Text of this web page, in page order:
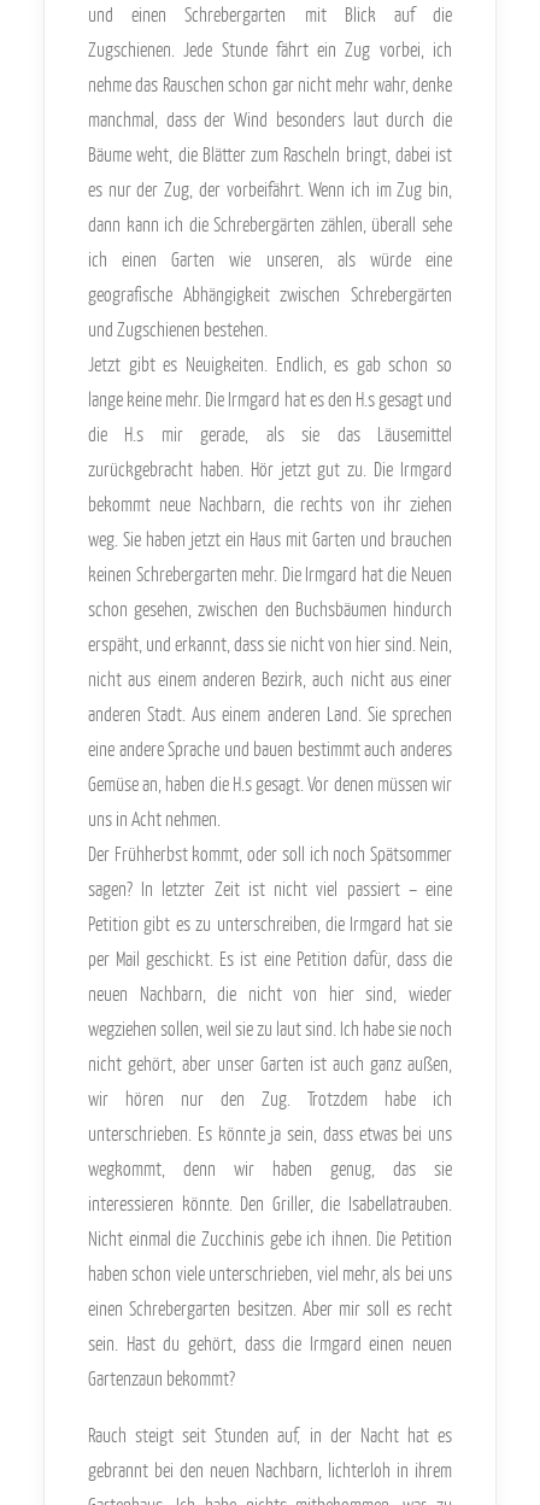
und einen Schrebergarten mit Blick auf die
Zugschienen. Jede Stunde fährt ein Zug vorbei, ich
nehme das Rauschen schon gar nicht mehr wahr, denke
manchmal, dass der Wind besonders laut durch die
Bäume weht, die Blätter zum Rascheln bringt, dabei ist
es nur der Zug, der vorbeifährt. Wenn ich im Zug bin,
dann kann ich die Schrebergärten zählen, überall sehe
ich einen Garten wie unseren, als würde eine
geografische Abhängigkeit zwischen Schrebergärten
und Zugschienen bestehen.
Jetzt gibt es Neuigkeiten. Endlich, es gab schon so
lange keine mehr. Die Irmgard hat es den H.s gesagt und
die H.s mir gerade, als sie das Läusemittel
zurückgebracht haben. Hör jetzt gut zu. Die Irmgard
bekommt neue Nachbarn, die rechts von ihr ziehen
weg. Sie haben jetzt ein Haus mit Garten und brauchen
keinen Schrebergarten mehr. Die Irmgard hat die Neuen
schon gesehen, zwischen den Buchsbäumen hindurch
erspäht, und erkannt, dass sie nicht von hier sind. Nein,
nicht aus einem anderen Bezirk, auch nicht aus einer
anderen Stadt. Aus einem anderen Land. Sie sprechen
eine andere Sprache und bauen bestimmt auch anderes
Gemüse an, haben die H.s gesagt. Vor denen müssen wir
uns in Acht nehmen.
Der Frühherbst kommt, oder soll ich noch Spätsommer
sagen? In letzter Zeit ist nicht viel passiert – eine
Petition gibt es zu unterschreiben, die Irmgard hat sie
per Mail geschickt. Es ist eine Petition dafür, dass die
neuen Nachbarn, die nicht von hier sind, wieder
wegziehen sollen, weil sie zu laut sind. Ich habe sie noch
nicht gehört, aber unser Garten ist auch ganz außen,
wir hören nur den Zug. Trotzdem habe ich
unterschrieben. Es könnte ja sein, dass etwas bei uns
wegkommt, denn wir haben genug, das sie
interessieren könnte. Den Griller, die Isabellatrauben.
Nicht einmal die Zucchinis gebe ich ihnen. Die Petition
haben schon viele unterschrieben, viel mehr, als bei uns
einen Schrebergarten besitzen. Aber mir soll es recht
sein. Hast du gehört, dass die Irmgard einen neuen
Gartenzaun bekommt?
Rauch steigt seit Stunden auf, in der Nacht hat es
gebrannt bei den neuen Nachbarn, lichterloh in ihrem